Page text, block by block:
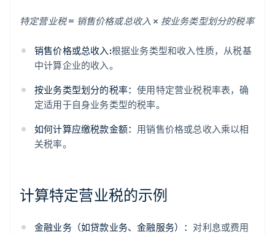
特定营业税 = 销售价格或总收入 × 按业务类型划分的税率
销售价格或总收入:根据业务类型和收入性质，从税基
中计算企业的收入。
按业务类型划分的税率：使用特定营业税税率表，确
定适用于自身业务类型的税率。
如何计算应缴税款金额： 用销售价格或总收入乘以相
关税率。
计算特定营业税的示例
金融业务（如贷款业务、金融服务）： 对利息或费用